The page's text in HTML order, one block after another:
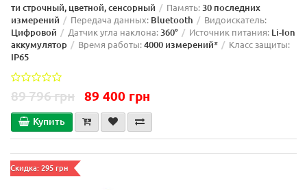
ти строчный, цветной, сенсорный
Память: 30 последних
измерений
Передача данных: Bluetooth Видоискатель:
Цифровой Датчик угла наклона: 360° Источник питания: Li-Ion
аккумулятор
Время работы:4000 измерений* Класс защиты:
IP65
89 796 грн 89 400 грн
Купить
Скидка: 295 грн